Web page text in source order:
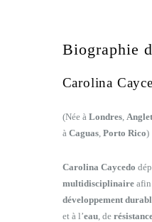
Biographie
Carolina
(Née à Londres,
à Caguas, Porto Rico)
Carolina Caycedo
multidisciplinaireafin
développement
et à l’eau, de